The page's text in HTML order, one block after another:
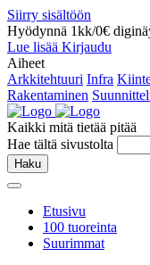
Siirry sisältöön
Hyödynnä 1kk/0€
Lue lisää Kirjaudu
Aiheet
Arkkitehtuuri Infra
Rakentaminen
Kaikki mitä tietää pitää
Hae tältä sivustolta
Haku
Etusivu
100 tuoreinta
Suurimmat